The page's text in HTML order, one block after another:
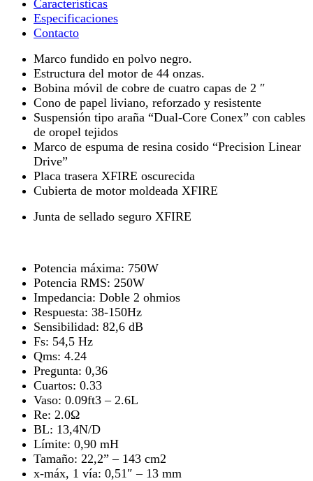
Características​
Especificaciones
Contacto
Marco fundido en polvo negro.
Estructura del motor de 44 onzas.
Bobina móvil de cobre de cuatro capas de 2 ″
Cono de papel liviano, reforzado y resistente
Suspensión tipo araña “Dual-Core Conex” con cables
de oropel tejidos
Marco de espuma de resina cosido “Precision Linear
Drive”
Placa trasera XFIRE oscurecida
Cubierta de motor moldeada XFIRE
Junta de sellado seguro XFIRE
Potencia máxima: 750W
Potencia RMS: 250W
Impedancia: Doble 2 ohmios
Respuesta: 38-150Hz
Sensibilidad: 82,6 dB
Fs: 54,5 Hz
Qms: 4.24
Pregunta: 0,36
Cuartos: 0.33
Vaso: 0.09ft3 – 2.6L
Re: 2.0Ω
BL: 13,4N/D
Límite: 0,90 mH
Tamaño: 22,2” – 143 cm2
x-máx, 1 vía: 0,51″ – 13 mm